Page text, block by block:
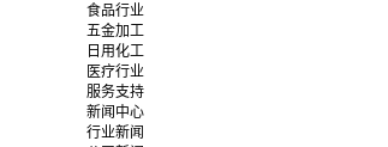
食品行业
五金加工
日用化工
医疗行业
服务支持
新闻中心
行业新闻